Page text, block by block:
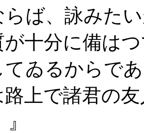
ば、詠みた
十分に備は
てゐるからで
上で諸君の